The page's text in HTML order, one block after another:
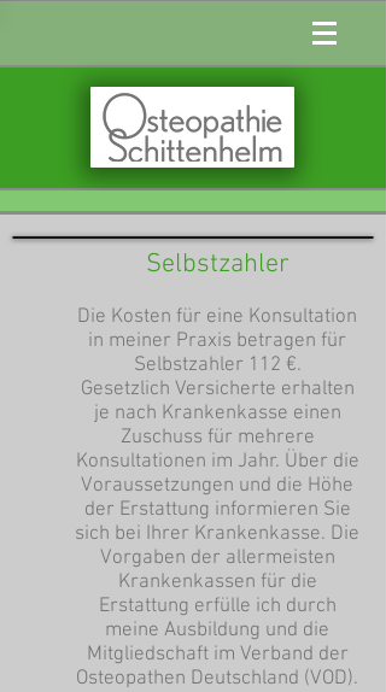
Selbstzahler
Die Kosten für eine Konsultation
in meiner Praxis betragen für
Selbstzahler 112 €.
Gesetzlich Versicherte erhalten
je nach Krankenkasse einen
Zuschuss für mehrere
Konsultationen im Jahr. Über die
Voraussetzungen und die Höhe
der Erstattung informieren Sie
sich bei Ihrer Krankenkasse. Die
Vorgaben der allermeisten
Krankenkassen für die
Erstattung erfülle ich durch
meine Ausbildung und die
Mitgliedschaft im Verband der
Osteopathen Deutschland (VOD).